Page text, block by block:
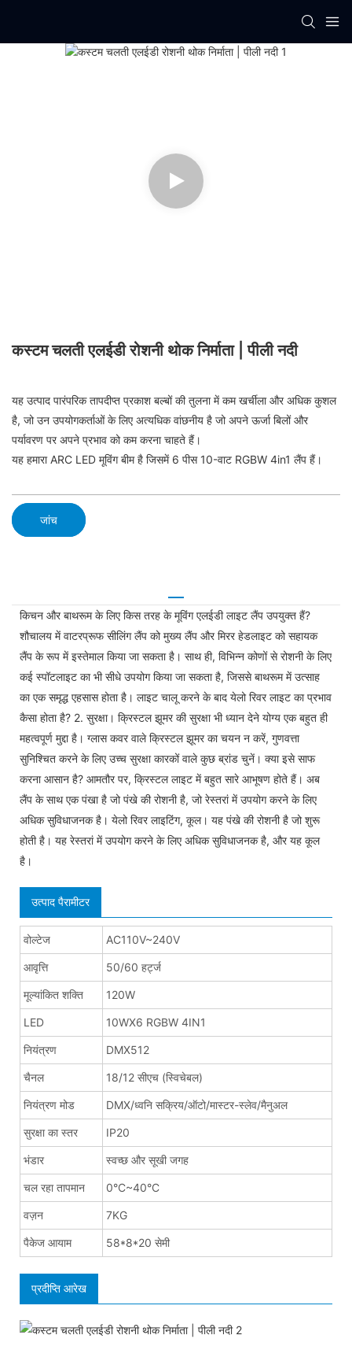
कस्टम चलती एलईडी रोशनी थोक निर्माता | पीली नदी
यह उत्पाद पारंपरिक तापदीप्त प्रकाश बल्बों की तुलना में कम खर्चीला और अधिक कुशल
है, जो उन उपयोगकर्ताओं के लिए अत्यधिक वांछनीय है जो अपने ऊर्जा बिलों और
पर्यावरण पर अपने प्रभाव को कम करना चाहते हैं।
यह हमारा ARC LED मूविंग बीम है जिसमें 6 पीस 10-वाट RGBW 4in1 लैंप हैं।
जांच
किचन और बाथरूम के लिए किस तरह के मूविंग एलईडी लाइट लैंप उपयुक्त हैं?
शौचालय में वाटरप्रूफ सीलिंग लैंप को मुख्य लैंप और मिरर हेडलाइट को सहायक
लैंप के रूप में इस्तेमाल किया जा सकता है। साथ ही, विभिन्न कोणों से रोशनी के लिए
कई स्पॉटलाइट का भी सीधे उपयोग किया जा सकता है, जिससे बाथरूम में उत्साह
का एक समृद्ध एहसास होता है। लाइट चालू करने के बाद येलो रिवर लाइट का प्रभाव
कैसा होता है? 2. सुरक्षा। क्रिस्टल झूमर की सुरक्षा भी ध्यान देने योग्य एक बहुत ही
महत्वपूर्ण मुद्दा है। ग्लास कवर वाले क्रिस्टल झूमर का चयन न करें, गुणवत्ता
सुनिश्चित करने के लिए उच्च सुरक्षा कारकों वाले कुछ ब्रांड चुनें। क्या इसे साफ
करना आसान है? आमतौर पर, क्रिस्टल लाइट में बहुत सारे आभूषण होते हैं। अब
लैंप के साथ एक पंखा है जो पंखे की रोशनी है, जो रेस्तरां में उपयोग करने के लिए
अधिक सुविधाजनक है। येलो रिवर लाइटिंग, कूल। यह पंखे की रोशनी है जो शुरू
होती है। यह रेस्तरां में उपयोग करने के लिए अधिक सुविधाजनक है, और यह कूल
है।
उत्पाद पैरामीटर
वोल्टेज AC110V~240V
आवृत्ति 50/60 हर्ट्ज
मूल्यांकित शक्ति 120W
LED 10WX6 RGBW 4IN1
नियंत्रण DMX512
चैनल 18/12 सीएच (स्विचेबल)
नियंत्रण मोड DMX/ध्वनि सक्रिय/ऑटो/मास्टर-स्लेव/मैनुअल
सुरक्षा का स्तर IP20
भंडार स्वच्छ और सूखी जगह
चल रहा तापमान 0°C~40°C
वज़न 7KG
पैकेज आयाम 58*8*20 सेमी
प्रदीप्ति आरेख